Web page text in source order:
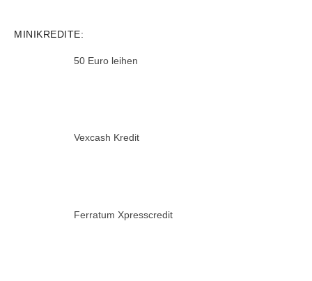
MINIKREDITE:
50 Euro leihen
Vexcash Kredit
Ferratum Xpresscredit